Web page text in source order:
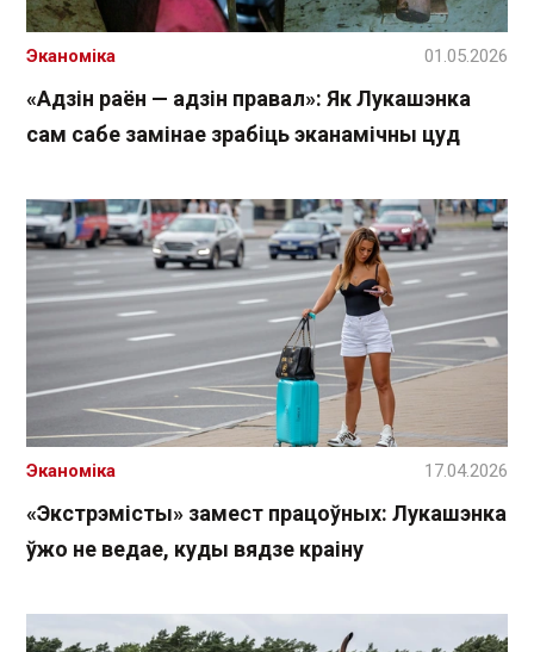
«Адзін раён — адзін правал»: Як Лукашэнка
сам сабе замінае зрабіць эканамічны цуд
Эканоміка 01.05.2026
«Экстрэмісты» замест працоўных: Лукашэнка
ўжо не ведае, куды вядзе краіну
Эканоміка 17.04.2026